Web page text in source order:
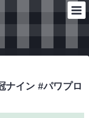
ナイン #パワプロ